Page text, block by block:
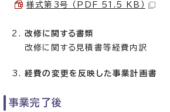
様式第3号 （PDF 51.5 KB）
改修に関する書類
改修に関する見積書等経費内訳
経費の変更を反映した事業計画書
事業完了後